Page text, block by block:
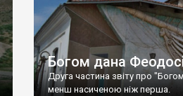
Богом дана
Друга частина звіту про
менш насиченою ніж перша.